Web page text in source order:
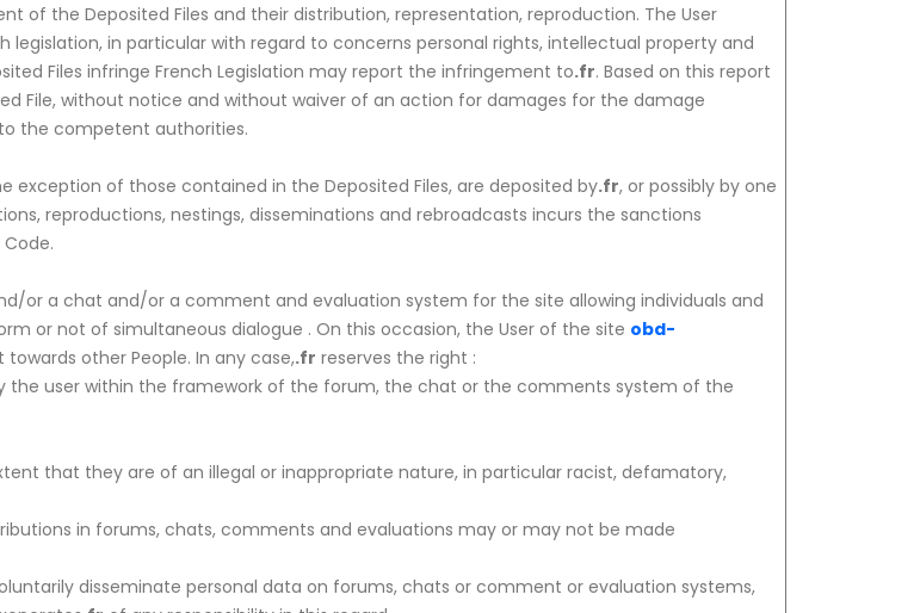
of the Deposited Files and their distribution, representation, reproduction. The User
in particular with regard to concerns personal rights, intellectual property and
Files infringe French Legislation may report the infringement to.fr. Based on this report
File, without notice and without waiver of an action for damages for the damage
the competent authorities.
exception of those contained in the Deposited Files, are deposited by.fr, or possibly by one
reproductions, nestings, disseminations and rebroadcasts incurs the sanctions
or a chat and/or a comment and evaluation system for the site allowing individuals and
or not of simultaneous dialogue . On this occasion, the User of the site obd-
other People. In any case,.fr reserves the right :
the user within the framework of the forum, the chat or the comments system of the
that they are of an illegal or inappropriate nature, in particular racist, defamatory,
in forums, chats, comments and evaluations may or may not be made
disseminate personal data on forums, chats or comment or evaluation systems,